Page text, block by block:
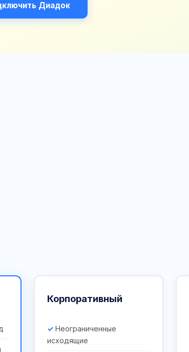
Диадок
Корпоративный
Неограниченные
исходящие